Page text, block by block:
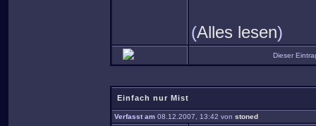
(Alles lesen)
Dieser
Einfach nur Mist
Verfasst am 08.12.2007, 13:42 von stoned